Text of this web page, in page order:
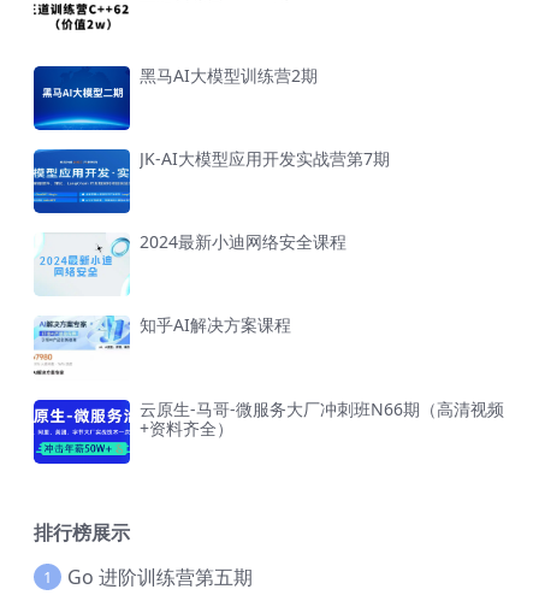
黑马AI大模型训练营2期
JK-AI大模型应用开发实战营第7期
2024最新小迪网络安全课程
知乎AI解决方案课程
云原生-马哥-微服务大厂冲刺班N66期（高清视频
+资料齐全）
排行榜展示
1 Go 进阶训练营第五期